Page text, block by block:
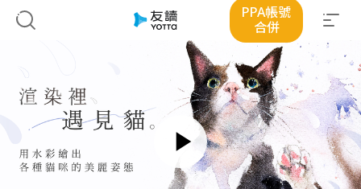
PPA帳號
合併